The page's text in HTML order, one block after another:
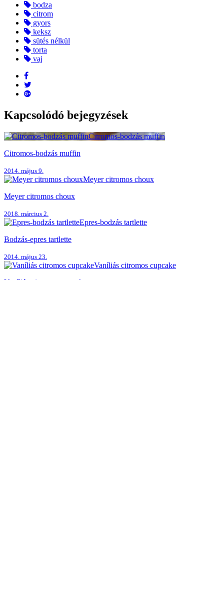
bodza
citrom
gyors
keksz
sütés nélkül
torta
vaj
Kapcsolódó bejegyzések
Citromos-bodzás muffin
Citromos-bodzás muffin
2014. május 9.
Meyer citromos choux
Meyer citromos choux
2018. március 2.
Epres-bodzás tartlette
Bodzás-epres tartlette
2014. május 23.
Vaníliás citromos cupcake
Vaníliás-citromos cupcake